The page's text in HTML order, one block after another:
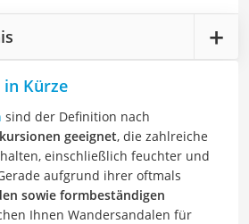
in Kürze
sind der Definition nach
geeignet, die zahlreiche
einschließlich feuchter und
aufgrund ihrer oftmals
sowie formbeständigen
Ihnen Wandersandalen für